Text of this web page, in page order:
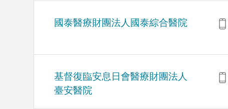
國泰醫療財團法人國泰綜合醫院
基督復臨安息日會醫療財團法人
臺安醫院